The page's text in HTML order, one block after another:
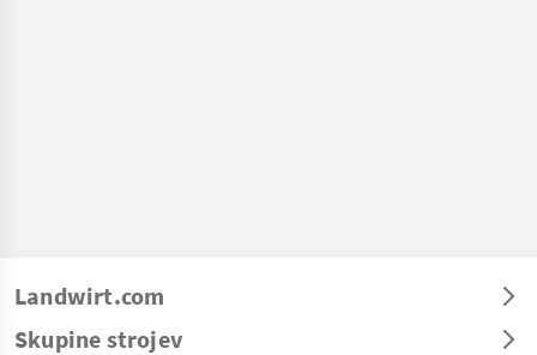
Landwirt.com
Skupine strojev